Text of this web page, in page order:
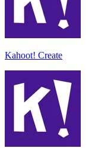
Kahoot! Create